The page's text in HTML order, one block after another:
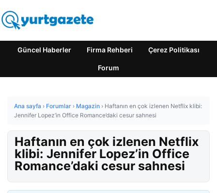
Güncel Haberler Firma Rehberi Çerez Politikası
Forum
Ana sayfa › Forumlar › Magazin › Haftanın en çok izlenen Netflix klibi:
Jennifer Lopez’in Office Romance’daki cesur sahnesi
Haftanın en çok izlenen Netflix
klibi: Jennifer Lopez’in Office
Romance’daki cesur sahnesi